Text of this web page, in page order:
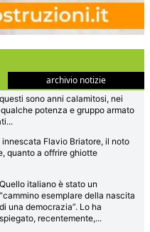
archivio notizie
sono anni calamitosi, nei
potenza e gruppo armato
...
innescata Flavio Briatore, il noto
quanto a offrire ghiotte
Quello italiano è stato un
“cammino esemplare della nascita
di una democrazia”. Lo ha
spiegato, recentemente,...